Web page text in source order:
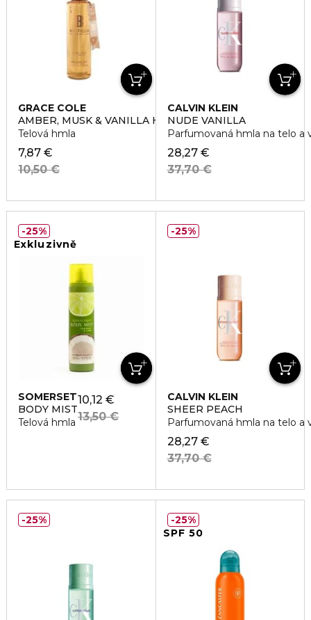
GRACE COLE
AMBER, MUSK & VANILLA HAIR & BODY MIST
Telová hmla
7,87 €
10,50 €
CALVIN KLEIN
NUDE VANILLA
Parfumovaná hmla na telo a
28,27 €
37,70 €
Exkluzivně
SOMERSET
BODY MIST
Telová hmla
10,12 €
13,50 €
25%
CALVIN KLEIN
SHEER PEACH
Parfumovaná hmla na telo a
28,27 €
37,70 €
25%
25%
SPF 50
25%